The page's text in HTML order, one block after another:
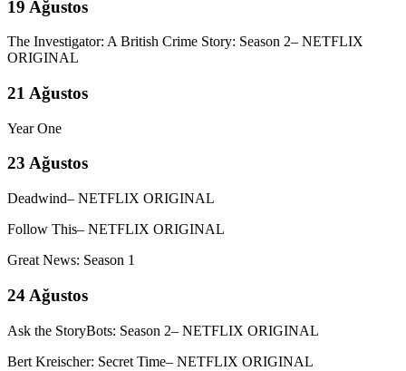
19 Ağustos
The Investigator: A British Crime Story: Season 2– NETFLIX
ORIGINAL
21 Ağustos
Year One
23 Ağustos
Deadwind– NETFLIX ORIGINAL
Follow This– NETFLIX ORIGINAL
Great News: Season 1
24 Ağustos
Ask the StoryBots: Season 2– NETFLIX ORIGINAL
Bert Kreischer: Secret Time– NETFLIX ORIGINAL